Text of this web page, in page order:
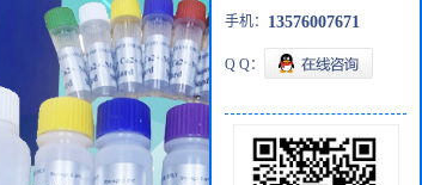
手机： 13576007671
Q Q：